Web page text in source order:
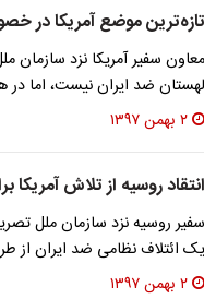
تازه‌ترین موضع آمریکا در
معاون سفیر آمریکا نزد
لهستان ضد ایران نیست، اما
۲ بهمن ۱۳۹۷
انتقاد روسیه از تلاش
سفیر روسیه نزد سازمان ملل
یک ائتلاف نظامی ضد ایران از
۲ بهمن ۱۳۹۷